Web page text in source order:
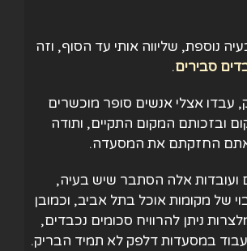
נוספת, שליווה אותי עד הסוף, וזה
סבירים.
עבדו אצלי אנשים סופר מוכשרים
ובזכותם המקום התקיים, ותודה
אתם החזקתם את המסעדה.
ועובדות אלה הסתבר שיש בעיה,
של מקומות אוכל בתל אביב, וכמובן
ניתן להרוויח סכומים נכבדים,
במסעדות דלפק לא תמיד הבריק.